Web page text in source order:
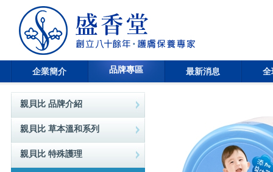
企業簡介 品牌專區 最新消息 全
親貝比 品牌介紹
親貝比 草本溫和系列
親貝比 特殊護理